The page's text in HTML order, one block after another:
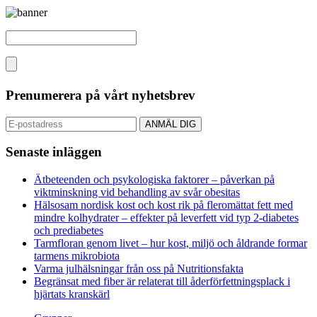
Prenumerera på vårt nyhetsbrev
Senaste inläggen
Ätbeteenden och psykologiska faktorer – påverkan på
viktminskning vid behandling av svår obesitas
Hälsosam nordisk kost och kost rik på fleromättat fett med
mindre kolhydrater – effekter på leverfett vid typ 2-diabetes
och prediabetes
Tarmfloran genom livet – hur kost, miljö och åldrande formar
tarmens mikrobiota
Varma julhälsningar från oss på Nutritionsfakta
Begränsat med fiber är relaterat till åderförfettningsplack i
hjärtats kranskärl